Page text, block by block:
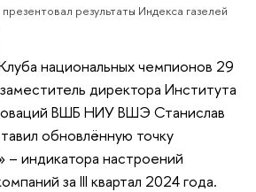
результаты Индекса газелей
национальных чемпионов 29
директора Института
ВШБ НИУ ВШЭ Станислав
обновлённую точку
– индикатора настроений
за III квартал 2024 года.